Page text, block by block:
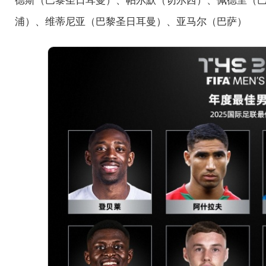
浦）、维蒂尼亚（巴黎圣日耳曼）、亚马尔（巴萨）